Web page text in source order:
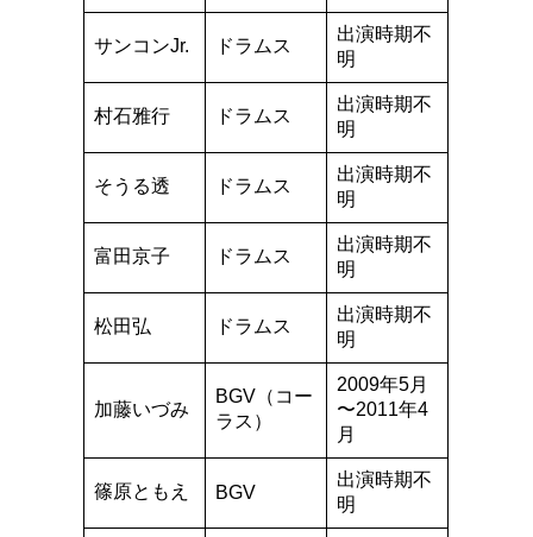
サンコンJr. ドラムス
出演時期不
明
村石雅行 ドラムス
出演時期不
明
そうる透 ドラムス
出演時期不
明
富田京子 ドラムス
出演時期不
明
松田弘 ドラムス
出演時期不
明
加藤いづみ
BGV（コー
ラス）
2009年5月
〜2011年4
月
篠原ともえ BGV
出演時期不
明